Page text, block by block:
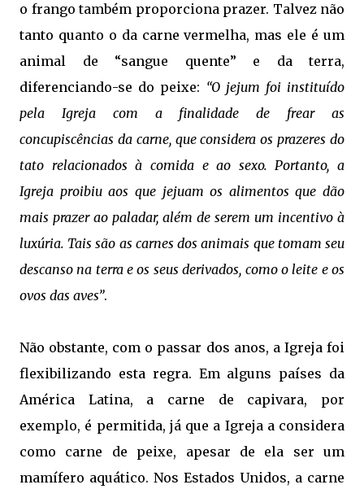
o frango também proporciona prazer. Talvez não
tanto quanto o da carne vermelha, mas ele é um
animal de “sangue quente” e da terra,
diferenciando-se do peixe: “O jejum foi instituído
pela Igreja com a finalidade de frear as
concupiscências da carne, que considera os prazeres do
tato relacionados à comida e ao sexo. Portanto, a
Igreja proibiu aos que jejuam os alimentos que dão
mais prazer ao paladar, além de serem um incentivo à
luxúria. Tais são as carnes dos animais que tomam seu
descanso na terra e os seus derivados, como o leite e os
ovos das aves”.
Não obstante, com o passar dos anos, a Igreja foi
flexibilizando esta regra. Em alguns países da
América Latina, a carne de capivara, por
exemplo, é permitida, já que a Igreja a considera
como carne de peixe, apesar de ela ser um
mamífero aquático. Nos Estados Unidos, a carne